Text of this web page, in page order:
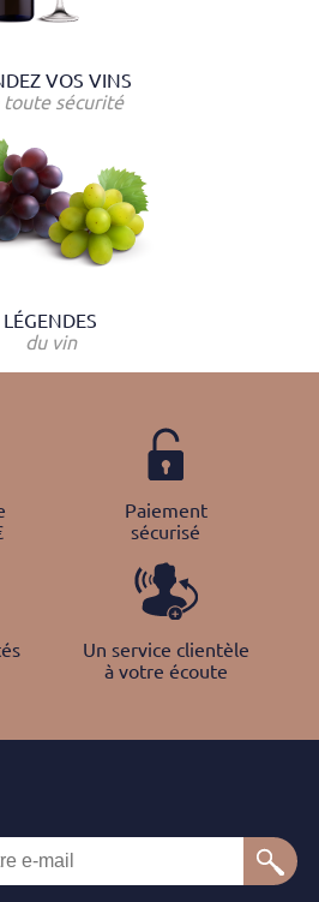
VOS VINS
toute sécurité
LÉGENDES
du vin
Paiement
sécurisé
Un service clientèle
à votre écoute